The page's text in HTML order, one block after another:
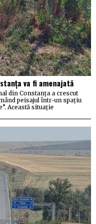
va fi amenajată
din Constanța a crescut
peisajul într-un spațiu
Această situație